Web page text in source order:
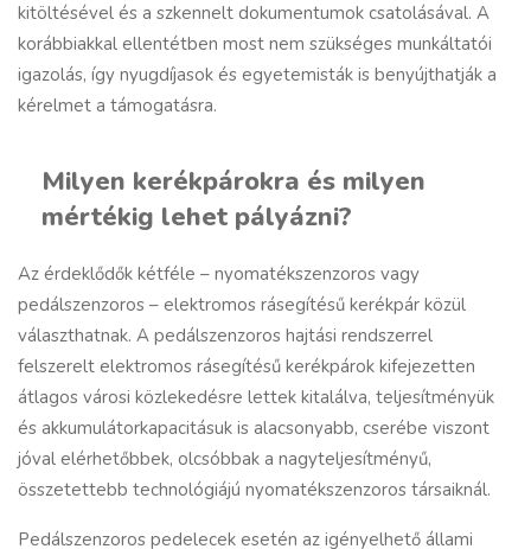
kitöltésével és a szkennelt dokumentumok csatolásával. A
korábbiakkal ellentétben most nem szükséges munkáltatói
igazolás, így nyugdíjasok és egyetemisták is benyújthatják a
kérelmet a támogatásra.
Milyen kerékpárokra és milyen
mértékig lehet pályázni?
Az érdeklődők kétféle – nyomatékszenzoros vagy
pedálszenzoros – elektromos rásegítésű kerékpár közül
választhatnak. A pedálszenzoros hajtási rendszerrel
felszerelt elektromos rásegítésű kerékpárok kifejezetten
átlagos városi közlekedésre lettek kitalálva, teljesítményük
és akkumulátorkapacitásuk is alacsonyabb, cserébe viszont
jóval elérhetőbbek, olcsóbbak a nagyteljesítményű,
összetettebb technológiájú nyomatékszenzoros társaiknál.
Pedálszenzoros pedelecek esetén az igényelhető állami